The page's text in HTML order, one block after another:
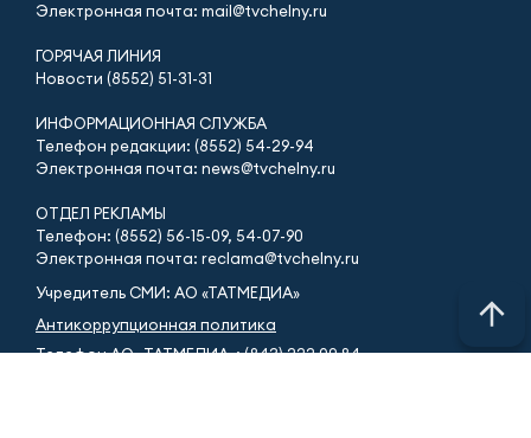
Электронная почта: mail@tvchelny.ru
ГОРЯЧАЯ ЛИНИЯ
Новости (8552) 51-31-31
ИНФОРМАЦИОННАЯ СЛУЖБА
Телефон редакции: (8552) 54-29-94
Электронная почта: news@tvchelny.ru
ОТДЕЛ РЕКЛАМЫ
Телефон: (8552) 56-15-09, 54-07-90
Электронная почта: reclama@tvchelny.ru
Учредитель СМИ: АО «ТАТМЕДИА»
Антикоррупционная политика
Телефон АО «ТАТМЕДИА»: (843) 222 09 84